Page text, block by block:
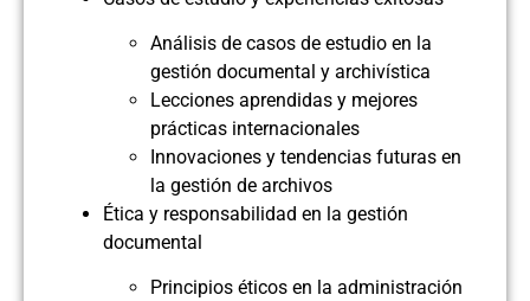
Análisis de casos de estudio en la
gestión documental y archivística
Lecciones aprendidas y mejores
prácticas internacionales
Innovaciones y tendencias futuras en
la gestión de archivos
Ética y responsabilidad en la gestión
documental
Principios éticos en la administración